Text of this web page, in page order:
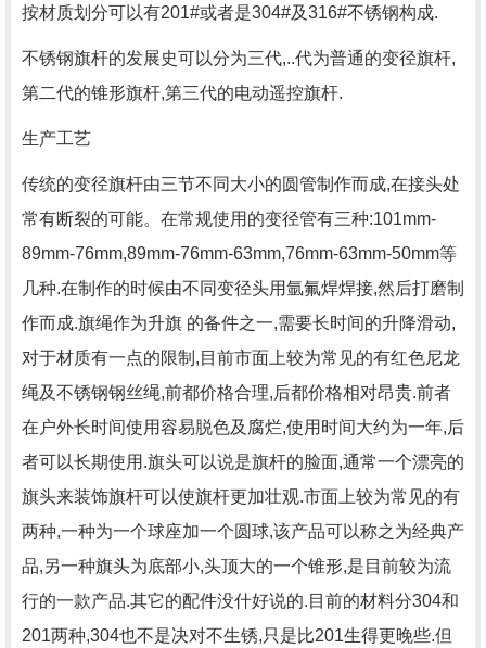
按材质划分可以有201#或者是304#及316#不锈钢构成.
不锈钢旗杆的发展史可以分为三代,..代为普通的变径旗杆,
第二代的锥形旗杆,第三代的电动遥控旗杆.
生产工艺
传统的变径旗杆由三节不同大小的圆管制作而成,在接头处
常有断裂的可能。在常规使用的变径管有三种:101mm-
89mm-76mm,89mm-76mm-63mm,76mm-63mm-50mm等
几种.在制作的时候由不同变径头用氩氟焊焊接,然后打磨制
作而成.旗绳作为升旗 的备件之一,需要长时间的升降滑动,
对于材质有一点的限制,目前市面上较为常见的有红色尼龙
绳及不锈钢钢丝绳,前都价格合理,后都价格相对昂贵.前者
在户外长时间使用容易脱色及腐烂,使用时间大约为一年,后
者可以长期使用.旗头可以说是旗杆的脸面,通常一个漂亮的
旗头来装饰旗杆可以使旗杆更加壮观.市面上较为常见的有
两种,一种为一个球座加一个圆球,该产品可以称之为经典产
品,另一种旗头为底部小,头顶大的一个锥形,是目前较为流
行的一款产品.其它的配件没什好说的.目前的材料分304和
201两种,304也不是决对不生锈,只是比201生得更晚些.但